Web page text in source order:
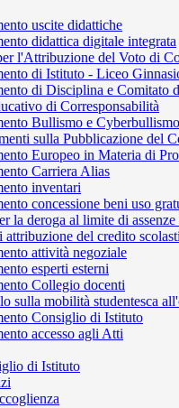
uscite didattiche
didattica digitale integrata
l'Attribuzione del Voto di
di Istituto - Liceo
di Disciplina e Comitato
di Corresponsabilità
Bullismo e Cyberbullismo
sulla Pubblicazione del
Europeo in Materia di
Carriera Alias
inventari
concessione beni uso
la deroga al limite di
attribuzione del credito
attività negoziale
esperti esterni
Collegio docenti
sulla mobilità studentesca
Consiglio di Istituto
accesso agli Atti
di Istituto